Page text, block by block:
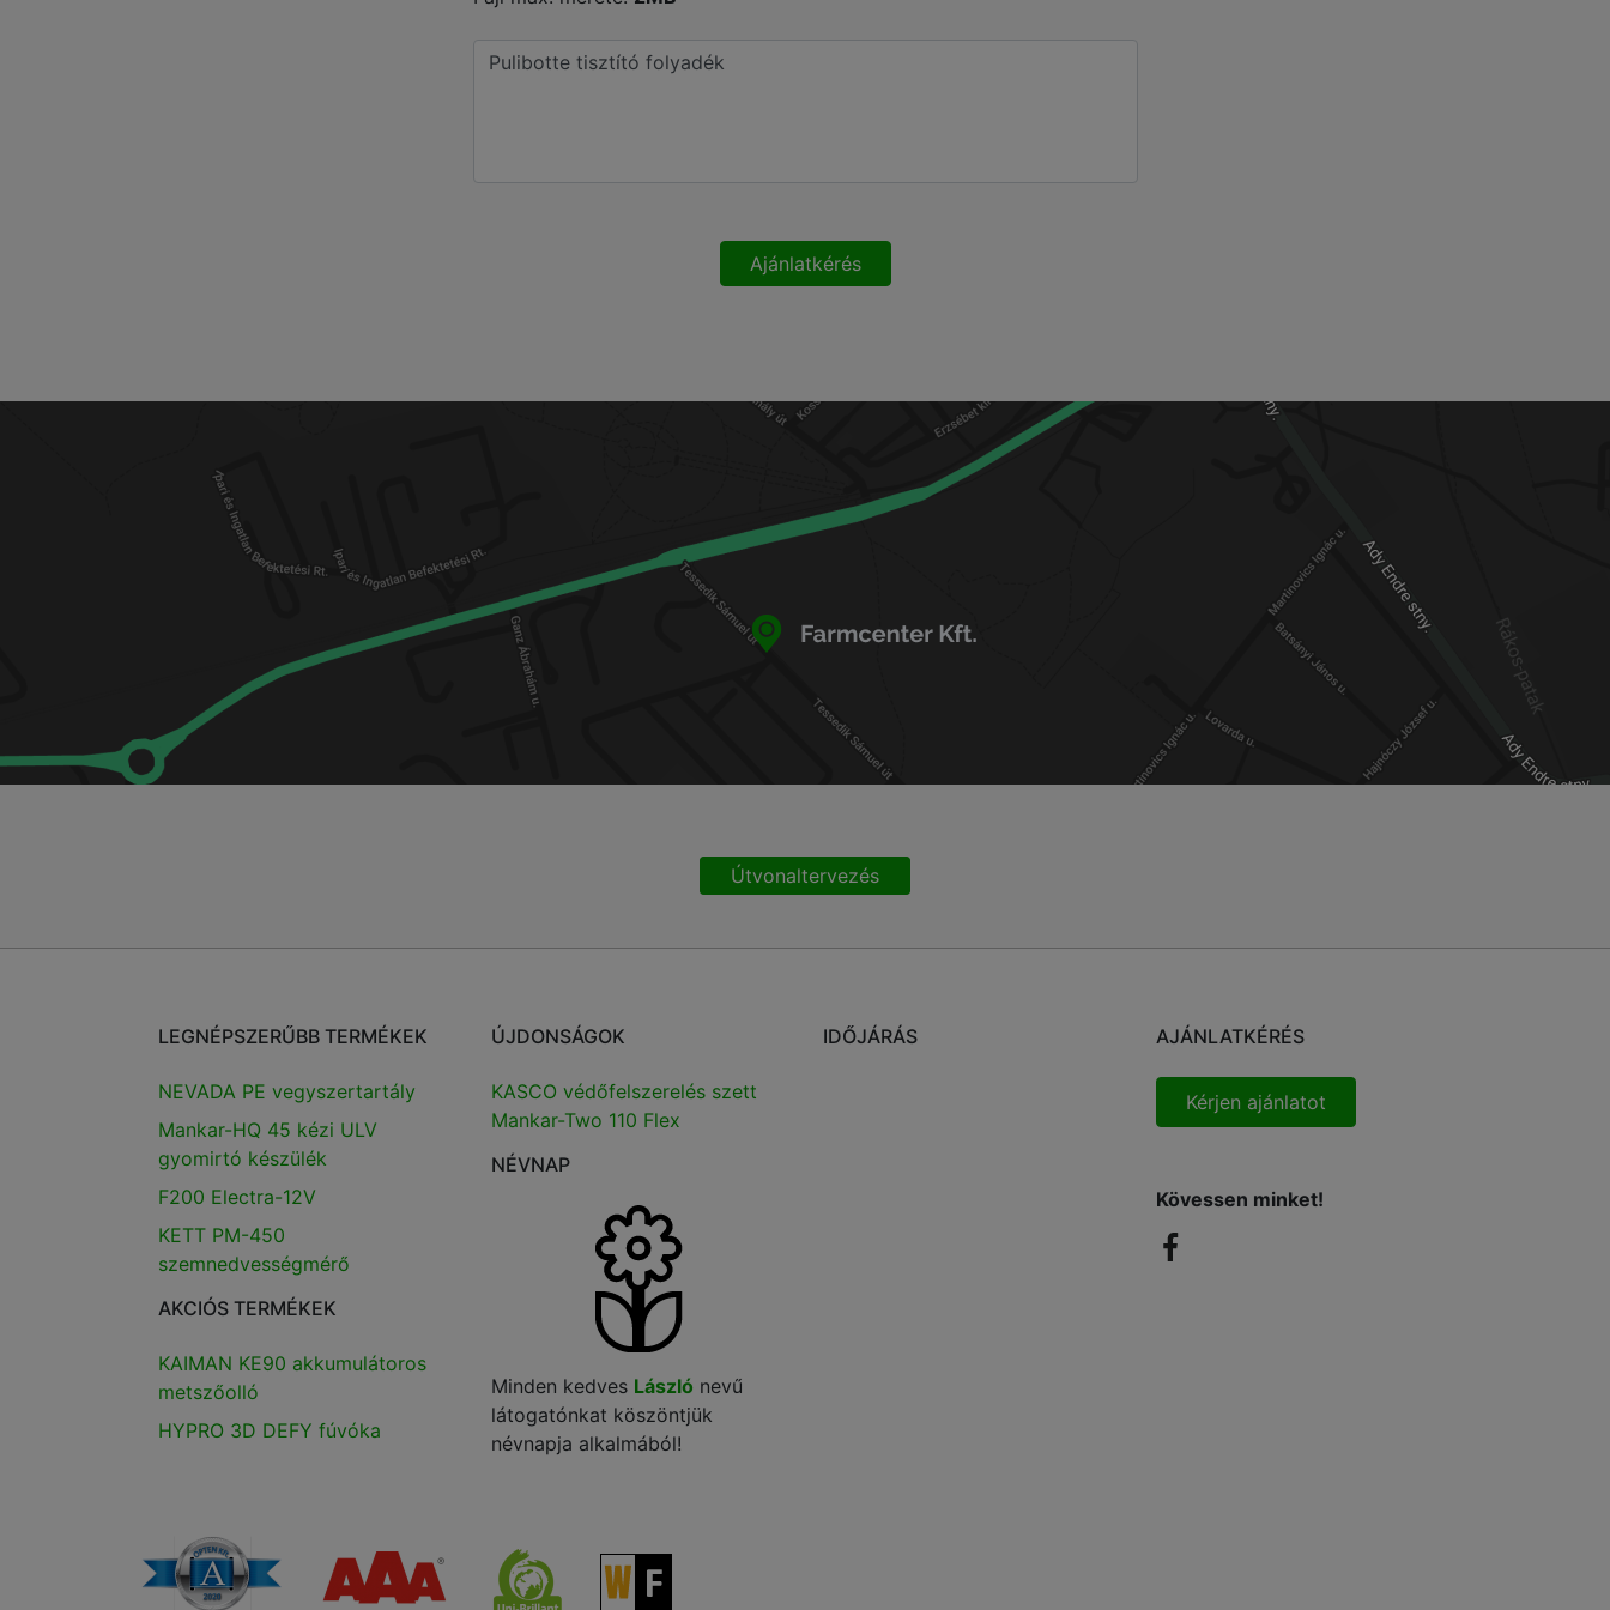
Útvonaltervezés
LEGNÉPSZERŰBB TERMÉKEK
NEVADA PE vegyszertartály
Mankar-HQ 45 kézi ULV
gyomirtó készülék
F200 Electra-12V
KETT PM-450
szemnedvességmérő
AKCIÓS TERMÉKEK
KAIMAN KE90 akkumulátoros
metszőolló
HYPRO 3D DEFY fúvóka
ÚJDONSÁGOK
KASCO védőfelszerelés szett
Mankar-Two 110 Flex
NÉVNAP
Minden kedves László nevű
látogatónkat köszöntjük
névnapja alkalmából!
IDŐJÁRÁS AJÁNLATKÉRÉS
Kérjen ajánlatot
Kövessen minket!